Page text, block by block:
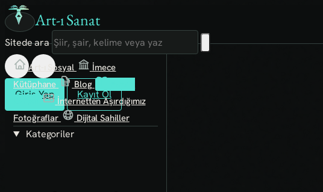
Art-ı Sanat
Sitede ara
Giriş Yap Kayıt Ol
Art-ı Sosyal
İmece
Kütüphane
Blog
İnternetten Aşırdığımız
Fotoğraflar
Dijital Sahiller
Kategoriler